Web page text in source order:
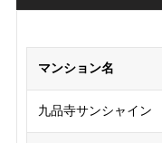
マンション名
九品寺サンシャイン